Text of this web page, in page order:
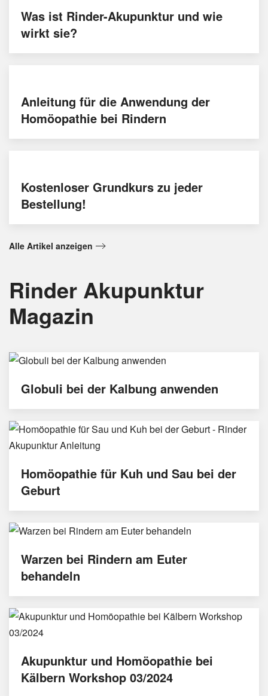
Was ist Rinder-Akupunktur und wie
wirkt sie?
Anleitung für die Anwendung der
Homöopathie bei Rindern
Kostenloser Grundkurs zu jeder
Bestellung!
Alle Artikel anzeigen
Rinder Akupunktur
Magazin
Globuli bei der Kalbung anwenden
Homöopathie für Kuh und Sau bei der
Geburt
Warzen bei Rindern am Euter
behandeln
Akupunktur und Homöopathie bei
Kälbern Workshop 03/2024